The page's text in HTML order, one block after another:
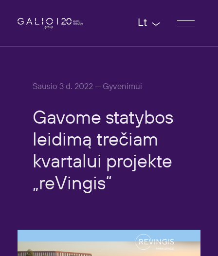
Lt
Sausio 3 d. 2022 — Gyvenimui
Gavome statybos
leidimą trečiam
kvartalui projekte
„reVingis“